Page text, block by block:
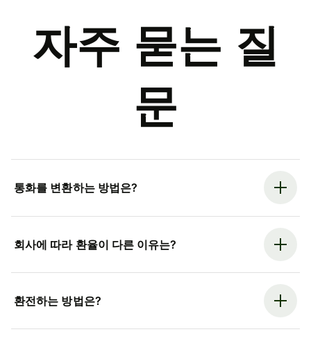
자주 묻는 질
문
통화를 변환하는 방법은?
회사에 따라 환율이 다른 이유는?
환전하는 방법은?